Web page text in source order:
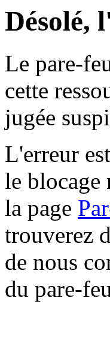
Désolé,
Le pare-
cette
jugée
L'erreur
le blocage
la page
trouverez
de nous
du pare-